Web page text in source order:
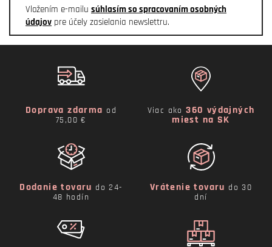
Vložením e-mailu súhlasím so spracovaním osobných
údajov pre účely zasielania newslettru.
Doprava zdarma od
75,00 €
Viac ako360 výdajných
miest na SK
Dodanie tovaru do 24-
48 hodín
Vrátenie tovaru do 30
dní